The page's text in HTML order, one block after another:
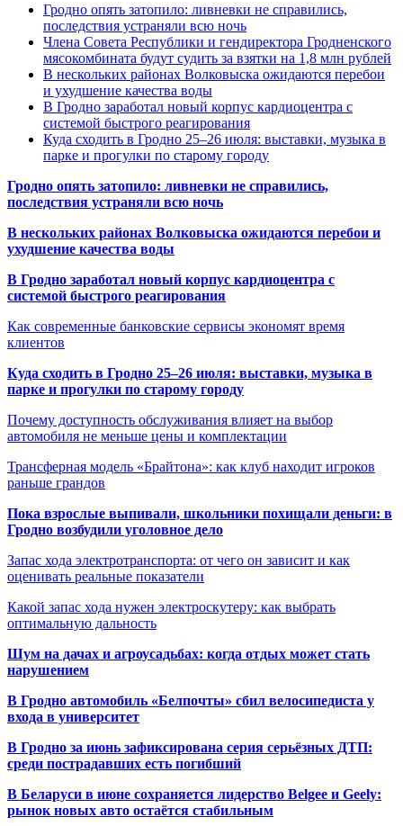
Гродно опять затопило: ливневки не справились,
последствия устраняли всю ночь
Члена Совета Республики и гендиректора Гродненского
мясокомбината будут судить за взятки на 1,8 млн рублей
В нескольких районах Волковыска ожидаются перебои
и ухудшение качества воды
В Гродно заработал новый корпус кардиоцентра с
системой быстрого реагирования
Куда сходить в Гродно 25–26 июля: выставки, музыка в
парке и прогулки по старому городу
Гродно опять затопило: ливневки не справились,
последствия устраняли всю ночь
В нескольких районах Волковыска ожидаются перебои и
ухудшение качества воды
В Гродно заработал новый корпус кардиоцентра с
системой быстрого реагирования
Как современные банковские сервисы экономят время
клиентов
Куда сходить в Гродно 25–26 июля: выставки, музыка в
парке и прогулки по старому городу
Почему доступность обслуживания влияет на выбор
автомобиля не меньше цены и комплектации
Трансферная модель «Брайтона»: как клуб находит игроков
раньше грандов
Пока взрослые выпивали, школьники похищали деньги: в
Гродно возбудили уголовное дело
Запас хода электротранспорта: от чего он зависит и как
оценивать реальные показатели
Какой запас хода нужен электроскутеру: как выбрать
оптимальную дальность
Шум на дачах и агроусадьбах: когда отдых может стать
нарушением
В Гродно автомобиль «Белпочты» сбил велосипедиста у
входа в университет
В Гродно за июнь зафиксирована серия серьёзных ДТП:
среди пострадавших есть погибший
В Беларуси в июне сохраняется лидерство Belgee и Geely:
рынок новых авто остаётся стабильным